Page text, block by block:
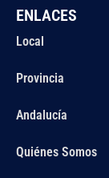
ENLACES
Local
Provincia
Andalucía
Quiénes Somos